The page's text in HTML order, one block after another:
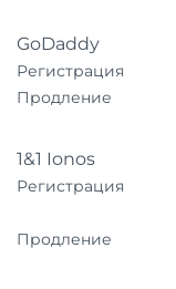
GoDaddy
Регистрация
Продление
1&1 Ionos
Регистрация
Продление